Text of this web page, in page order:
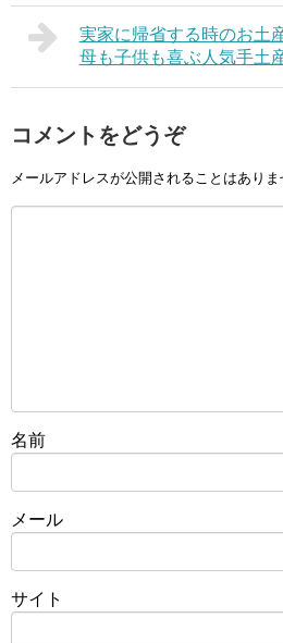
実家に帰省する時のお土
母も子供も喜ぶ人気手土
コメントをどうぞ
メールアドレスが公開されることはありま
名前
メール
サイト